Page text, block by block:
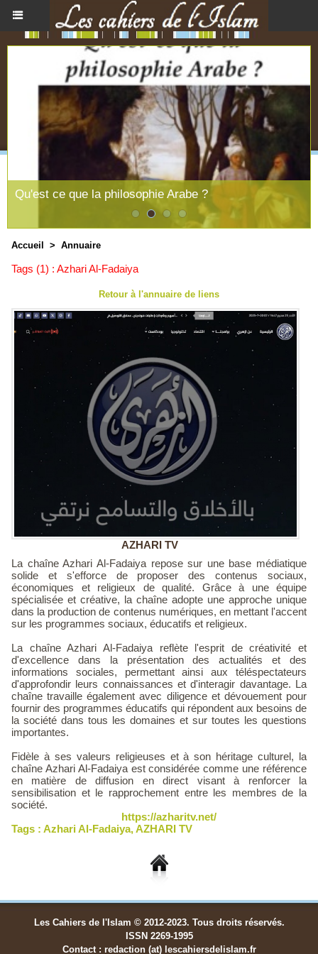
Qu'est ce que la philosophie Arabe ?
Accueil > Annuaire
Tags (1) : Azhari Al-Fadaiya
Retour à l'annuaire de liens
AZHARI TV
La chaîne Azhari Al-Fadaiya repose sur une base médiatique
solide et s'efforce de proposer des contenus sociaux,
économiques et religieux de qualité. Grâce à une équipe
spécialisée et créative, la chaîne adopte une approche unique
dans la production de contenus numériques, en mettant l'accent
sur les programmes sociaux, éducatifs et religieux.
La chaîne Azhari Al-Fadaiya reflète l'esprit de créativité et
d'excellence dans la présentation des actualités et des
informations sociales, permettant ainsi aux téléspectateurs
d'approfondir leurs connaissances et d'interagir davantage. La
chaîne travaille également avec diligence et dévouement pour
fournir des programmes éducatifs qui répondent aux besoins de
la société dans tous les domaines et sur toutes les questions
importantes.
Fidèle à ses valeurs religieuses et à son héritage culturel, la
chaîne Azhari Al-Fadaiya est considérée comme une référence
en matière de diffusion en direct visant à renforcer la
sensibilisation et le rapprochement entre les membres de la
société.
https://azharitv.net/
Tags : Azhari Al-Fadaiya,AZHARI TV
Les Cahiers de l'Islam © 2012-2023. Tous droits réservés.
ISSN 2269-1995
Contact : redaction (at) lescahiersdelislam.fr